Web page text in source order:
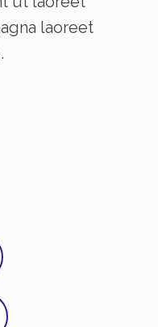
laoreet